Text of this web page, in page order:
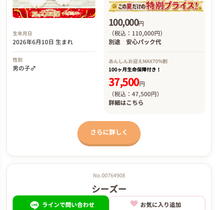
生年月日
2026年6月10日 生まれ
性別
男の子♂
100,000円
（税込：110,000円）
別途 安心パック代
あんしんお迎えMAX70%割
100ヶ月生命保障付き！
37,500円
（税込：47,500円）
詳細はこちら
さらに詳しく
No.00764908
シーズー
ラインで問い合わせ お気に入り追加